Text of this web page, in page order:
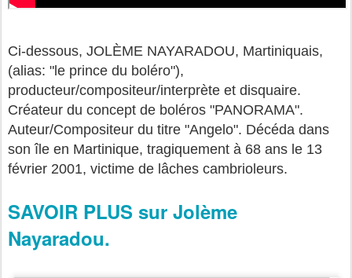
Ci-dessous, JOLÈME NAYARADOU, Martiniquais,
(alias: "le prince du boléro"),
producteur/compositeur/interprète et disquaire.
Créateur du concept de boléros "PANORAMA".
Auteur/Compositeur du titre "Angelo". Décéda dans
son île en Martinique, tragiquement à 68 ans le 13
février 2001, victime de lâches cambrioleurs.
SAVOIR PLUS sur Jolème
Nayaradou.